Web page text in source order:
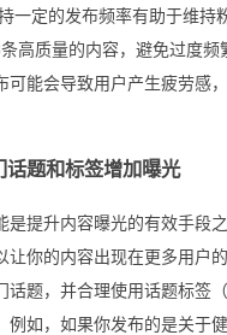
一定的发布频率有助于维持
高质量的内容，避免过度频
可能会导致用户产生疲劳感
话题和标签增加曝光
是提升内容曝光的有效手段
让你的内容出现在更多用户
话题，并合理使用话题标签
例如，如果你发布的是关于